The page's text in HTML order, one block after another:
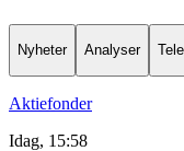
Nyheter Analyser
Aktiefonder
Idag, 15:58